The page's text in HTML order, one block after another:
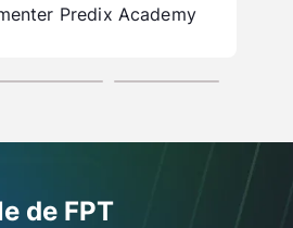
Predix Academy
de FPT